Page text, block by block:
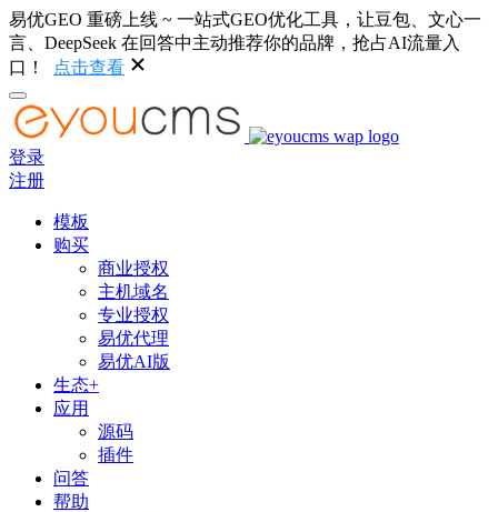
易优GEO 重磅上线 ~ 一站式GEO优化工具，让豆包、文心一
言、DeepSeek 在回答中主动推荐你的品牌，抢占AI流量入
口！
点击查看
登录
注册
模板
购买
商业授权
主机域名
专业授权
易优代理
易优AI版
生态+
应用
源码
插件
问答
帮助